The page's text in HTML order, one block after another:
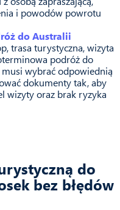
i powodów powrotu
do Australii
trasa turystyczna, wizyta
podróż do
wybrać odpowiednią
dokumenty tak, aby
wizyty oraz brak ryzyka
do
bez błędów